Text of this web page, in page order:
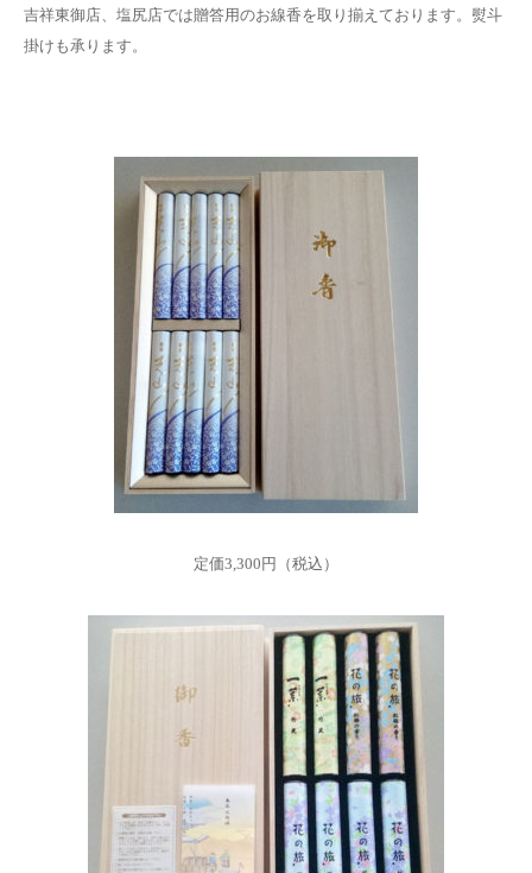
吉祥東御店、塩尻店では贈答用のお線香を取り揃えております。熨斗
掛けも承ります。
定価3,300円（税込）